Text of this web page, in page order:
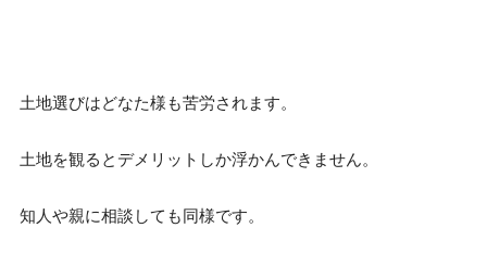
土地選びはどなた様も苦労されます。
土地を観るとデメリットしか浮かんできません。
知人や親に相談しても同様です。